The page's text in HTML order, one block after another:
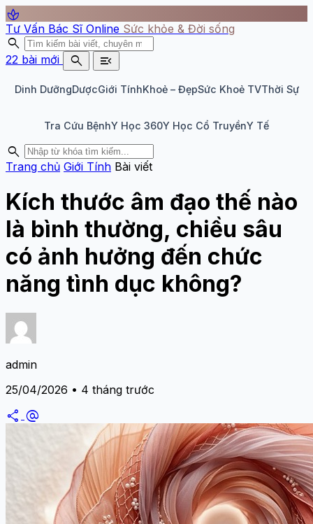
spa
Tư Vấn Bác Sĩ Online Sức khỏe & Đời sống
search
22 bài mới search menu_open
Dinh DưỡngDượcGiới TínhKhoẻ – ĐẹpSức Khoẻ TVThời Sự
Tra Cứu BệnhY Học 360Y Học Cổ TruyềnY Tế
search
Trang chủ Giới Tính Bài viết
Kích thước âm đạo thế nào
là bình thường, chiều sâu
có ảnh hưởng đến chức
năng tình dục không?
admin
25/04/2026 • 4 tháng trước
share alternate_email